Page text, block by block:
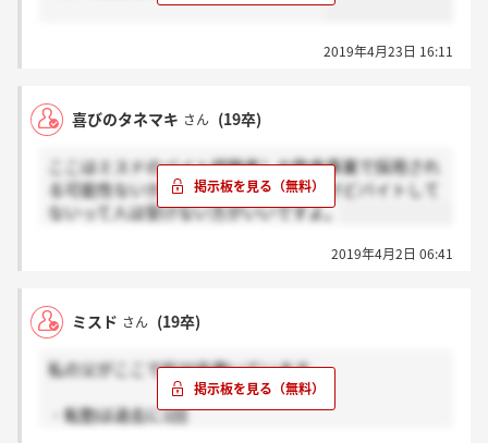
2019年4月23日 16:11
喜びのタネマキ さん (19卒)
ここはミスドのバイト経験者しか飲食事業で採用され
る可能性ないからミスドに関わりたいけどバイトして
ないって人は受けない方がいいですよ。
2019年4月2日 06:41
ミスド さん (19卒)
私の父がここで約30年働いています。
・転勤は過去に1回